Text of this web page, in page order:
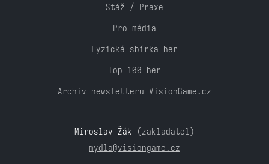
Stáž / Praxe
Pro média
Fyzická sbírka her
Top 100 her
Archiv newsletteru VisionGame.cz
Miroslav Žák (zakladatel)
mydla@visiongame.cz